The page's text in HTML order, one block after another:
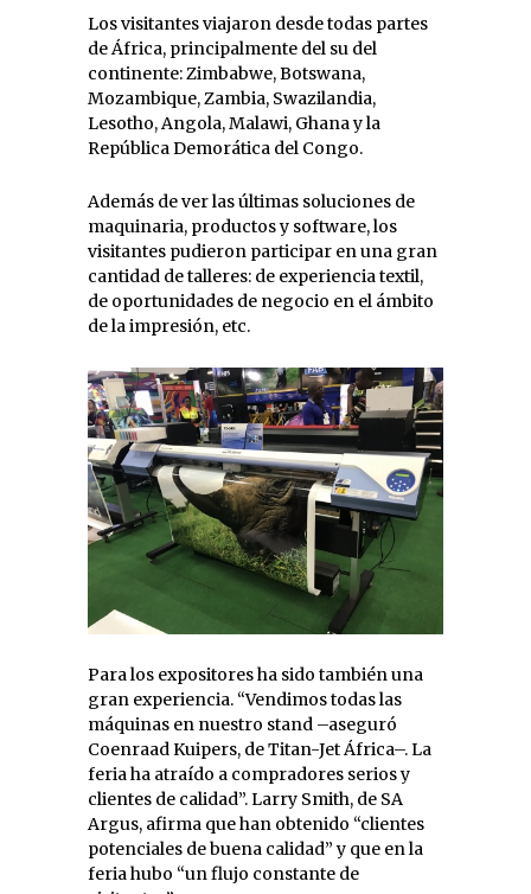
Los visitantes viajaron desde todas partes
de África, principalmente del su del
continente: Zimbabwe, Botswana,
Mozambique, Zambia, Swazilandia,
Lesotho, Angola, Malawi, Ghana y la
República Demorática del Congo.
Además de ver las últimas soluciones de
maquinaria, productos y software, los
visitantes pudieron participar en una gran
cantidad de talleres: de experiencia textil,
de oportunidades de negocio en el ámbito
de la impresión, etc.
Para los expositores ha sido también una
gran experiencia. “Vendimos todas las
máquinas en nuestro stand –aseguró
Coenraad Kuipers, de Titan-Jet África–. La
feria ha atraído a compradores serios y
clientes de calidad”. Larry Smith, de SA
Argus, afirma que han obtenido “clientes
potenciales de buena calidad” y que en la
feria hubo “un flujo constante de